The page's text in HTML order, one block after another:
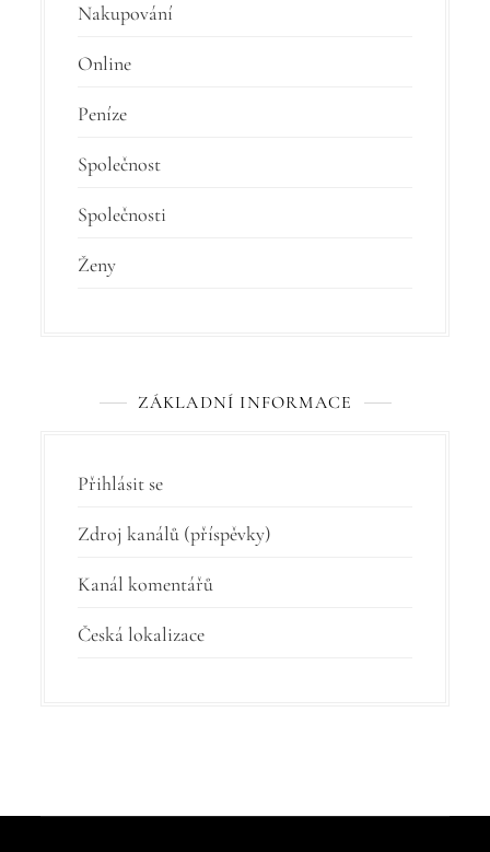
Nakupování
Online
Peníze
Společnost
Společnosti
Ženy
ZÁKLADNÍ INFORMACE
Přihlásit se
Zdroj kanálů (příspěvky)
Kanál komentářů
Česká lokalizace